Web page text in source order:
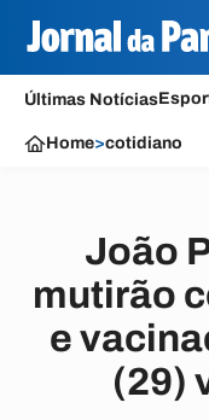
Últimas Notícias
Home>cotidiano
João
mutirão
e
(29)